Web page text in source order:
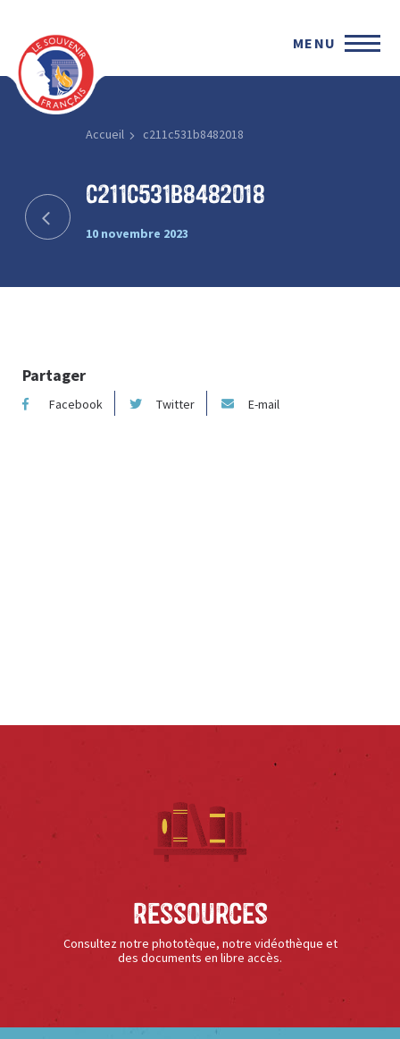
MENU
Accueil c211c531b8482018
c211c531b8482018
10 novembre 2023
Partager
Facebook Twitter E-mail
Ressources
Consultez notre phototèque, notre vidéothèque et
des documents en libre accès.